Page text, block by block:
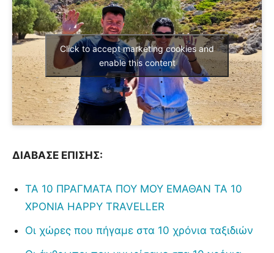
Click to accept marketing cookies and
enable this content
ΔΙΑΒΑΣΕ ΕΠΙΣΗΣ:
ΤΑ 10 ΠΡΑΓΜΑΤΑ ΠΟΥ ΜΟΥ ΕΜΑΘΑΝ ΤΑ 10
ΧΡΟΝΙΑ HAPPY TRAVELLER
Οι χώρες που πήγαμε στα 10 χρόνια ταξιδιών